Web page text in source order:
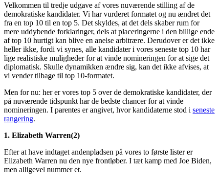
Velkommen til tredje udgave af vores nuværende stilling af de
demokratiske kandidater. Vi har vurderet formatet og nu ændret det
fra en top 10 til en top 5. Det skyldes, at det dels skaber rum for
mere uddybende forklaringer, dels at placeringerne i den billige ende
af top 10 hurtigt kan blive en anelse arbitrære. Derudover er det ikke
heller ikke, fordi vi synes, alle kandidater i vores seneste top 10 har
lige realistiske muligheder for at vinde nomineringen for at sige det
diplomatisk. Skulle dynamikken ændre sig, kan det ikke afvises, at
vi vender tilbage til top 10-formatet.
Men for nu: her er vores top 5 over de demokratiske kandidater, der
på nuværende tidspunkt har de bedste chancer for at vinde
nomineringen. I parentes er angivet, hvor kandidaterne stod i seneste
rangering.
1. Elizabeth Warren(2)
Efter at have indtaget andenpladsen på vores to første lister er
Elizabeth Warren nu den nye frontløber. I tæt kamp med Joe Biden,
men alligevel nummer et.